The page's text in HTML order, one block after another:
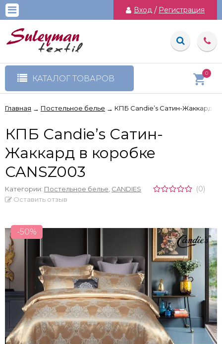
Вход / Регистрация
КАТАЛОГ ТОВАРОВ
0
Главная → Постельное белье → КПБ Candie’s Сатин-Жаккард в
КПБ Candie’s Сатин-
Жаккард в коробке
CANSZ003
Категории: Постельное белье CANDIES (0)
Оставить отзыв
-50%